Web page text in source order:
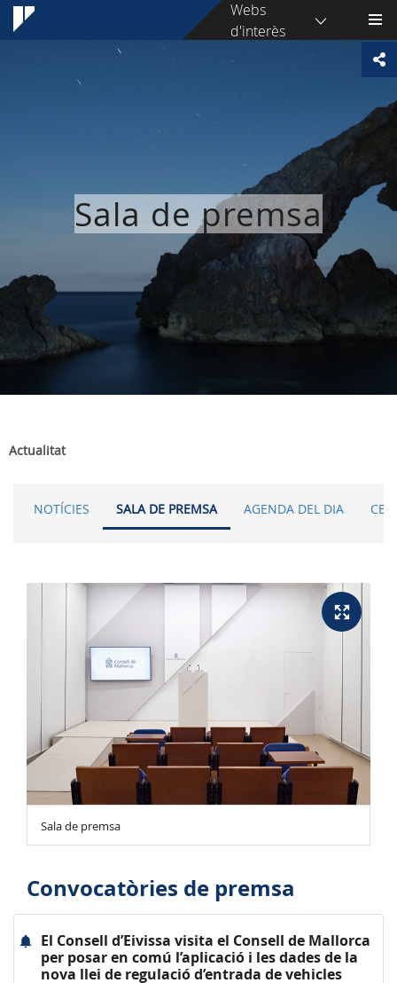
Webs
d'interès
Sala de premsa
Actualitat
NOTÍCIES SALA DE PREMSA AGENDA DEL DIA
Sala de premsa
Convocatòries de premsa
El Consell d’Eivissa visita el Consell de Mallorca
per posar en comú l’aplicació i les dades de la
nova llei de regulació d’entrada de vehicles